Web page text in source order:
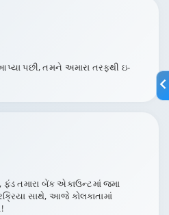
પછી, તમને અમારા તરફથી ઇ-
તમારા બેંક એકાઉન્ટમાં જમા
સાથે, આજે કોલકાતામાં